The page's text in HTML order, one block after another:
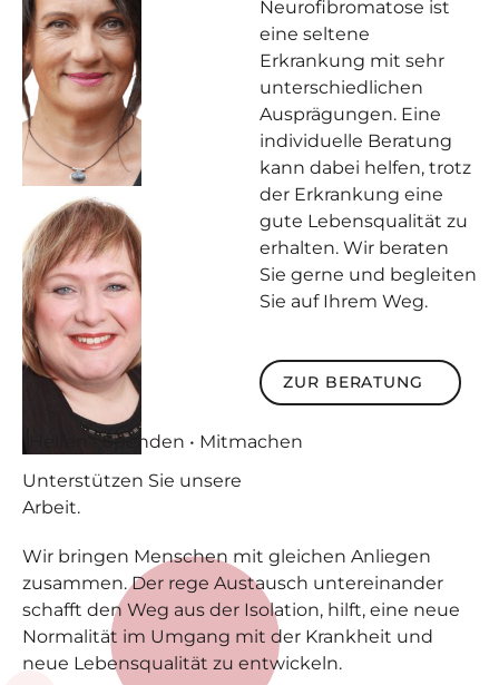
Neurofibromatose ist
eine seltene
Erkrankung mit sehr
unterschiedlichen
Ausprägungen. Eine
individuelle Beratung
kann dabei helfen, trotz
der Erkrankung eine
gute Lebensqualität zu
erhalten. Wir beraten
Sie gerne und begleiten
Sie auf Ihrem Weg.
Zur Beratung
ZUR BERATUNG
Helfen • Spenden • Mitmachen
Unterstützen Sie unsere
Arbeit.
Wir bringen Menschen mit gleichen Anliegen
zusammen. Der rege Austausch untereinander
schafft den Weg aus der Isolation, hilft, eine neue
Normalität im Umgang mit der Krankheit und
neue Lebensqualität zu entwickeln.